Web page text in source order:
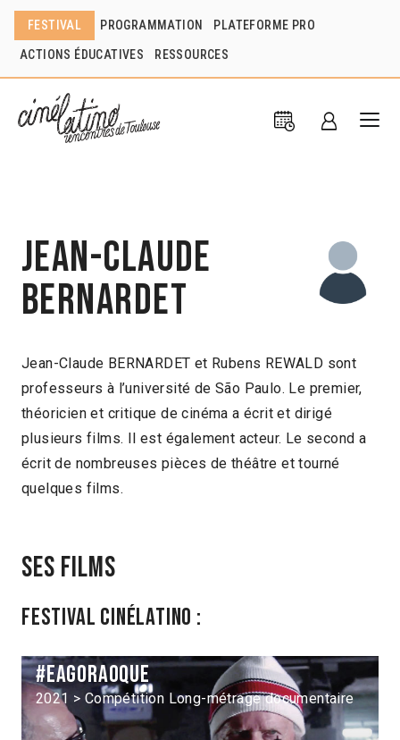
FESTIVAL PROGRAMMATION PLATEFORME PRO
ACTIONS ÉDUCATIVES RESSOURCES
Jean-Claude
Bernardet
Jean-Claude BERNARDET et Rubens REWALD sont
professeurs à l’université de São Paulo. Le premier,
théoricien et critique de cinéma a écrit et dirigé
plusieurs films. Il est également acteur. Le second a
écrit de nombreuses pièces de théâtre et tourné
quelques films.
Ses films
Festival Cinélatino :
#eagoraoque
2021 > Compétition Long-métrage documentaire